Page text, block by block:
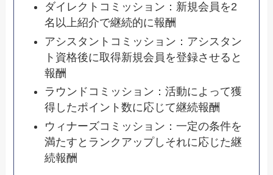
ダイレクトコミッション：新規会員を2
名以上紹介で継続的に報酬
アシスタントコミッション：アシスタン
ト資格後に取得新規会員を登録させると
報酬
ラウンドコミッション：活動によって獲
得したポイント数に応じて継続報酬
ウィナーズコミッション：一定の条件を
満たすとランクアップしそれに応じた継
続報酬